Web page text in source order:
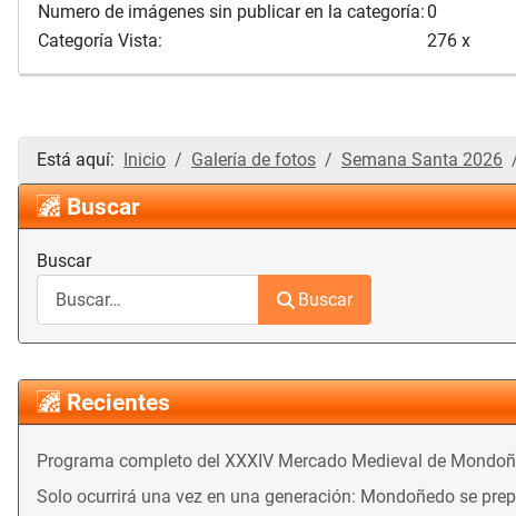
Numero de imágenes sin publicar en la categoría: 0
Categoría Vista:
276 x
Está aquí: Inicio Galería de fotos Semana Santa 2026
Buscar
Buscar
Buscar
Recientes
Programa completo del XXXIV Mercado Medieval de
Solo ocurrirá una vez en una generación: Mondoñedo se